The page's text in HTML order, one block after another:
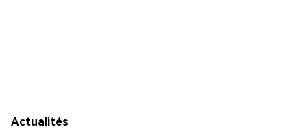
Actualités